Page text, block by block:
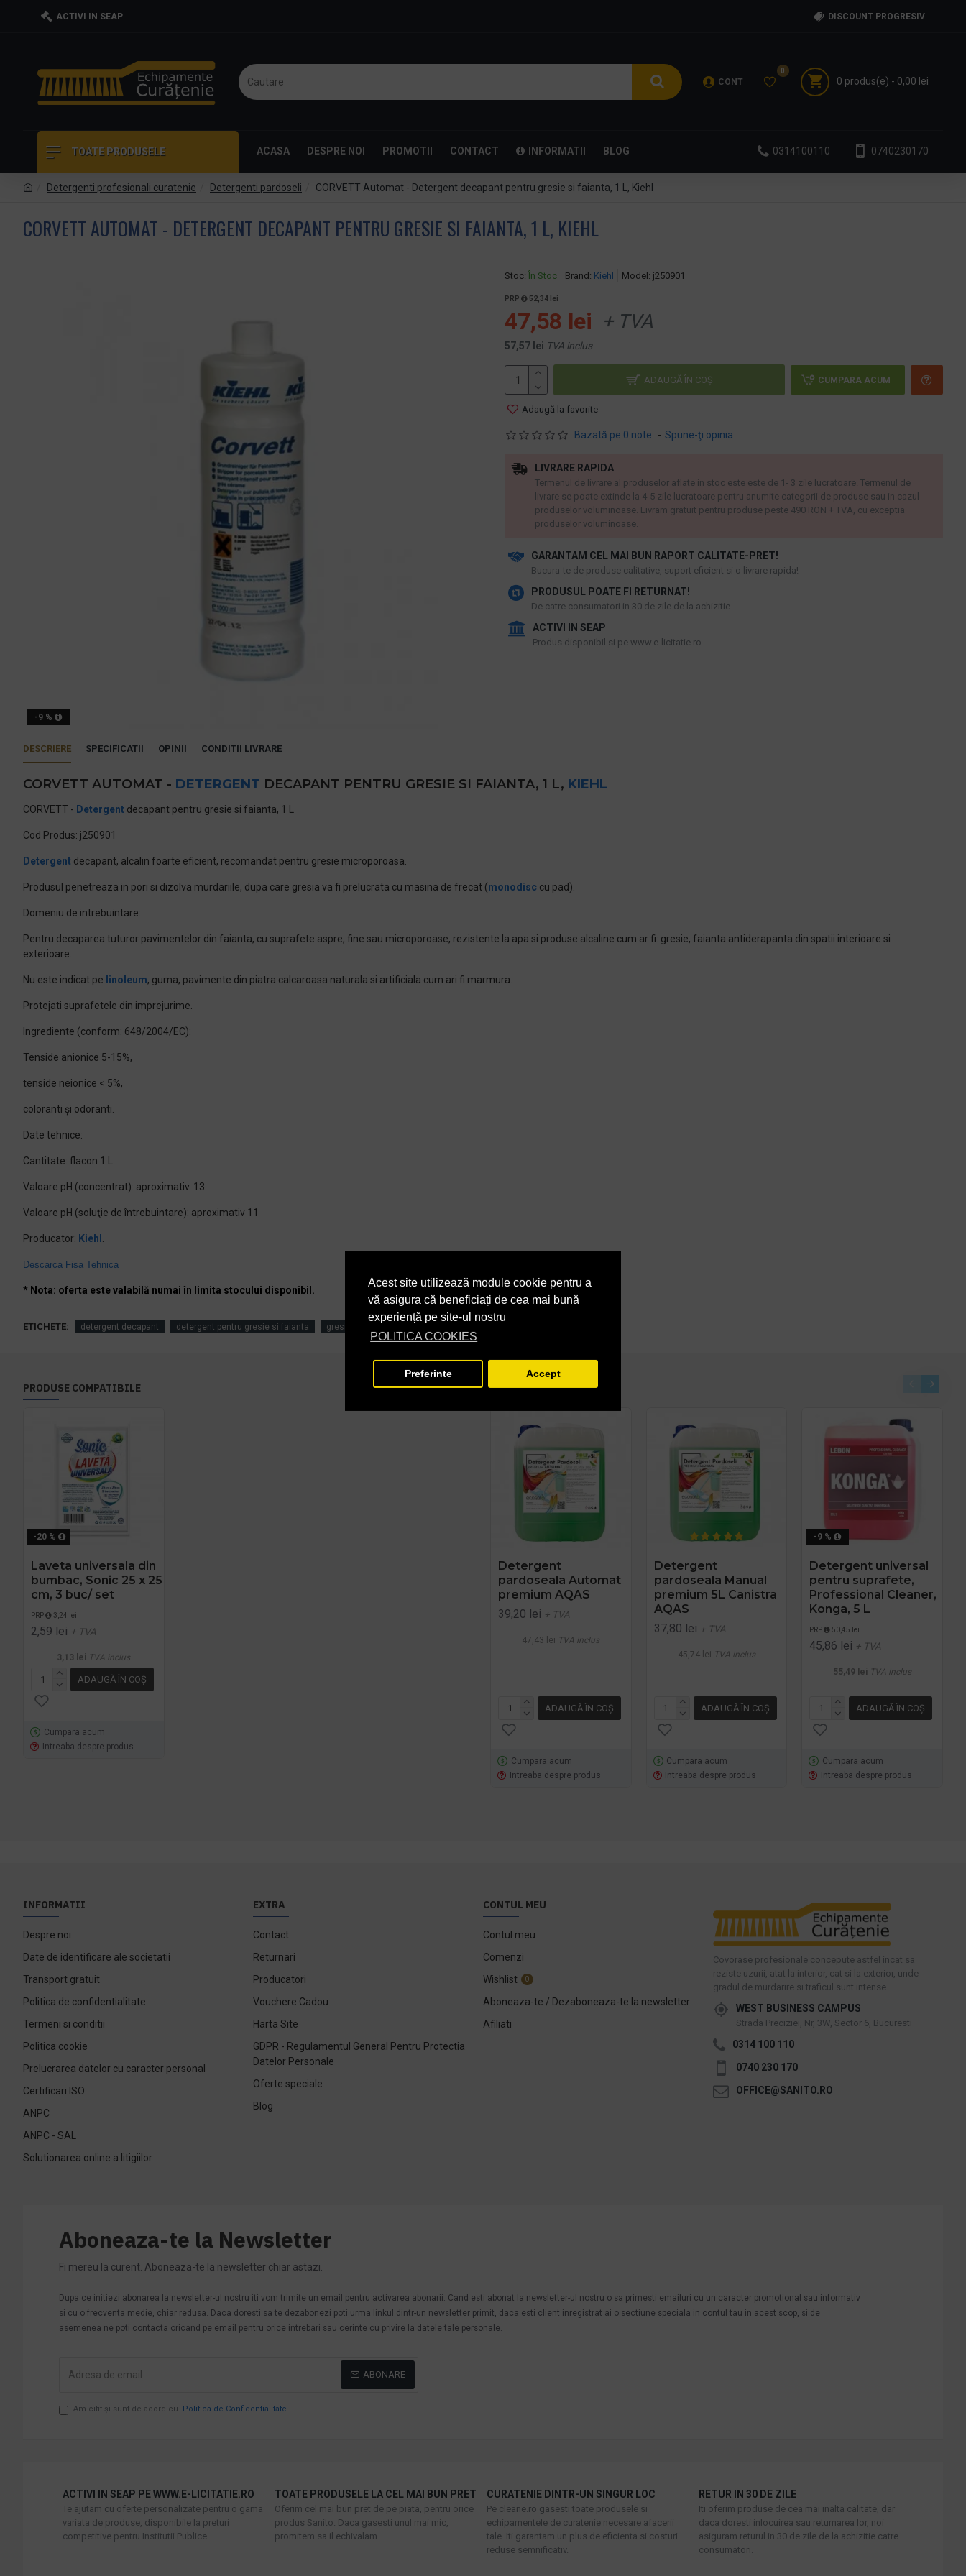
Acest site utilizează module cookie pentru a
vă asigura că beneficiați de cea mai bună
experiență pe site-ul nostru
POLITICA COOKIES
Preferinte Accept
ACTIVI IN SEAP DISCOUNT PROGRESIV
CONT
0
0 produs(e) - 0,00 lei
TOATE PRODUSELE ACASA DESPRE NOI PROMOTII CONTACT INFORMATII BLOG 0314100110 0740230170
Detergenti profesionali curatenie Detergenti pardoseli CORVETT Automat - Detergent decapant pentru gresie si faianta, 1 L, Kiehl
CORVETT AUTOMAT - DETERGENT DECAPANT PENTRU GRESIE SI FAIANTA, 1 L, KIEHL
-9 %
Stoc: În Stoc Brand: Kiehl Model: j250901
Bazată pe 0 note. - Spune-ţi opinia
PRP 52,34 lei
47,58 lei + TVA
57,57 lei TVA inclus
ADAUGĂ ÎN COŞ CUMPARA ACUM
Adaugă la favorite
GARANTAM CEL MAI BUN RAPORT CALITATE-PRET!
​Bucura-te de produse calitative, suport eficient si o livrare rapida!
PRODUSUL POATE FI RETURNAT!
De catre consumatori in 30 de zile de la achizitie
ACTIVI IN SEAP
Produs disponibil si pe www.e-licitatie.ro
LIVRARE RAPIDA
Termenul de livrare al produselor aflate in stoc este este de 1- 3 zile lucratoare. Termenul de
livrare se poate extinde la 4-5 zile lucratoare pentru anumite categorii de produse sau in cazul
produselor voluminoase. Livram gratuit pentru produse peste 490 RON + TVA, cu exceptia
produselor voluminoase.
DESCRIERE SPECIFICATII OPINII CONDITII LIVRARE
CORVETT AUTOMAT - DETERGENT DECAPANT PENTRU GRESIE SI FAIANTA, 1 L, KIEHL
CORVETT - Detergent decapant pentru gresie si faianta, 1 L
Cod Produs: j250901
Detergent decapant, alcalin foarte eficient, recomandat pentru gresie microporoasa.
Produsul penetreaza in pori si dizolva murdariile, dupa care gresia va fi prelucrata cu masina de frecat (monodisc cu pad).
Domeniu de intrebuintare:
Pentru decaparea tuturor pavimentelor din faianta, cu suprafete aspre, fine sau microporoase, rezistente la apa si produse alcaline cum ar fi: gresie, faianta antiderapanta din spatii interioare si
exterioare.
Nu este indicat pe linoleum, guma, pavimente din piatra calcaroasa naturala si artificiala cum ari fi marmura.
Protejati suprafetele din imprejurime.
Ingrediente (conform: 648/2004/EC):
Tenside anionice 5-15%,
tenside neionice < 5%,
coloranti şi odoranti.
Date tehnice:
Cantitate: flacon 1 L
Valoare pH (concentrat): aproximativ. 13
Valoare pH (soluţie de întrebuintare): aproximativ 11
Producator: Kiehl
Descarca Fisa Tehnica
* Nota: oferta este valabilă numai în limita stocului disponibil.
ETICHETE: detergent decapant detergent pentru gresie si faianta gresie microporoasa kiehl
PRODUSE COMPATIBILE
-20 %
Laveta universala din
bumbac, Sonic 25 x 25
cm, 3 buc/ set
PRP 3,24 lei
2,59 lei + TVA
3,13 lei TVA inclus
ADAUGĂ ÎN COŞ
Cumpara acum
Intreaba despre produs
PRODUSE ASEMANATOARE
Detergent
pardoseala Automat
premium AQAS
39,20 lei + TVA
47,43 lei TVA inclus
ADAUGĂ ÎN COŞ
Cumpara acum
Intreaba despre produs
Detergent
pardoseala Manual
premium 5L Canistra
AQAS
37,80 lei + TVA
45,74 lei TVA inclus
ADAUGĂ ÎN COŞ
Cumpara acum
Intreaba despre produs
-9 %
Detergent universal
pentru suprafete,
Professional Cleaner,
Konga, 5 L
PRP 50,45 lei
45,86 lei + TVA
55,49 lei TVA inclus
ADAUGĂ ÎN COŞ
Cumpara acum
Intreaba despre produs
INFORMATII
Despre noi
Date de identificare ale societatii
Transport gratuit
Politica de confidentialitate
Termeni si conditii
Politica cookie
Prelucrarea datelor cu caracter personal
Certificari ISO
ANPC
ANPC - SAL
Solutionarea online a litigiilor
EXTRA
Contact
Returnari
Producatori
Vouchere Cadou
Harta Site
GDPR - Regulamentul General Pentru Protectia
Datelor Personale
Oferte speciale
Blog
CONTUL MEU
Contul meu
Comenzi
Wishlist
0
Aboneaza-te / Dezaboneaza-te la newsletter
Afiliati
Covorase profesionale concepute astfel incat sa
reziste uzurii, atat la interior, cat si la exterior, unde
gradul de murdarire si traficul sunt intense.
WEST BUSINESS CAMPUS
Strada Preciziei, Nr, 3W, Sector 6, Bucuresti
0314 100 110
0740 230 170
OFFICE@SANITO.RO
Aboneaza-te la Newsletter
Fi mereu la curent. Aboneaza-te la newsletter chiar astazi.
Dupa ce initiezi abonarea la newsletter-ul nostru iti vom trimite un email pentru activarea abonarii. Cand esti abonat la newsletter-ul nostru o sa primesti emailuri cu un caracter promotional sau informativ
si cu o frecventa medie, chiar redusa. Daca doresti sa te dezabonezi poti urma linkul dintr-un newsletter primit, daca esti client inregistrat ai o sectiune speciala in contul tau in acest scop, si de
asemenea ne poti contacta oricand pe email pentru orice intrebari sau cerinte cu privire la datele tale personale.
ABONARE
Am citit şi sunt de acord cu Politica de Confidentialitate
ACTIVI IN SEAP PE WWW.E-LICITATIE.RO
Te ajutam cu oferte personalizate pentru o gama
variata de produse, disponibile la preturi
competitive pentru Institutii Publice.
TOATE PRODUSELE LA CEL MAI BUN PRET
Oferim cel mai bun pret de pe piata, pentru orice
produs Sanito. Daca gasesti unul mai mic,
promitem sa il echivalam.
CURATENIE DINTR-UN SINGUR LOC
Pe cleane.ro gasesti toate produsele si
echipamentele de curatenie necesare afacerii
tale. Iti garantam un plus de eficienta si costuri
reduse semnificativ.
RETUR IN 30 DE ZILE
Iti oferim produse de cea mai inalta calitate, dar
daca doresti inlocuirea sau returnarea lor, noi
asiguram returul in 30 de zile de la achizitie catre
consumatori.